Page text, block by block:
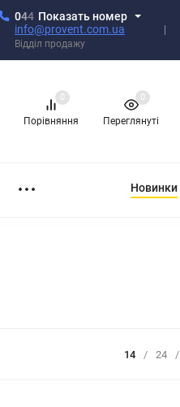
044 Показать номер
info@provent.com.ua
Відділ продажу
Порівняння
0
Переглянуті
0
Новинки
14 / 24 /